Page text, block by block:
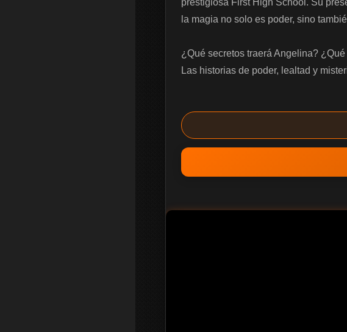
prestigiosa First High School. Su
la magia no solo es poder, sino
¿Qué secretos traerá Angelina?
Las historias de poder, lealtad y